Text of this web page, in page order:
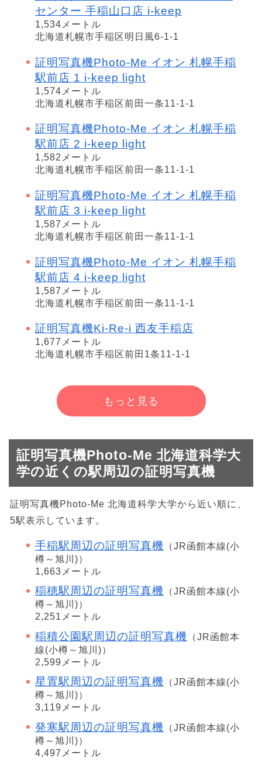
センター 手稲山口店 i-keep
1,534メートル
北海道札幌市手稲区明日風6-1-1
証明写真機Photo-Me イオン 札幌手稲
駅前店 1 i-keep light
1,574メートル
北海道札幌市手稲区前田一条11-1-1
証明写真機Photo-Me イオン 札幌手稲
駅前店 2 i-keep light
1,582メートル
北海道札幌市手稲区前田一条11-1-1
証明写真機Photo-Me イオン 札幌手稲
駅前店 3 i-keep light
1,587メートル
北海道札幌市手稲区前田一条11-1-1
証明写真機Photo-Me イオン 札幌手稲
駅前店 4 i-keep light
1,587メートル
北海道札幌市手稲区前田一条11-1-1
証明写真機Ki-Re-i 西友手稲店
1,677メートル
北海道札幌市手稲区前田1条11-1-1
もっと見る
証明写真機Photo-Me 北海道科学大
学の近くの駅周辺の証明写真機
証明写真機Photo-Me 北海道科学大学から近い順に、
5駅表示しています。
手稲駅周辺の証明写真機
（JR函館本線(小
樽～旭川)）
1,663メートル
稲穂駅周辺の証明写真機
（JR函館本線(小
樽～旭川)）
2,251メートル
稲積公園駅周辺の証明写真機
（JR函館本
線(小樽～旭川)）
2,599メートル
星置駅周辺の証明写真機
（JR函館本線(小
樽～旭川)）
3,119メートル
発寒駅周辺の証明写真機
（JR函館本線(小
樽～旭川)）
4,497メートル